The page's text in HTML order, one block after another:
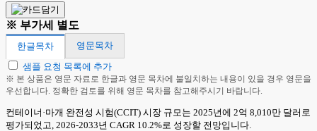
※ 부가세 별도
한글목차
영문목차
샘플 요청 목록에 추가
※ 본 상품은 영문 자료로 한글과 영문 목차에 불일치하는 내용이 있을 경우 영문을
우선합니다. 정확한 검토를 위해 영문 목차를 참고해주시기 바랍니다.
컨테이너·마개 완전성 시험(CCIT) 시장 규모는 2025년에 2억 8,010만 달러로
평가되었고, 2026-2033년 CAGR 10.2%로 성장할 전망입니다.